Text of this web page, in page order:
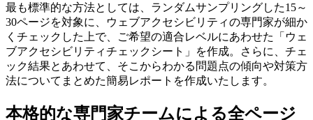
最も標準的な方法としては、ランダムサンプリングした15～
30ページを対象に、ウェブアクセシビリティの専門家が細か
くチェックした上で、ご希望の適合レベルにあわせた「ウェ
ブアクセシビリティチェックシート」を作成。さらに、チェ
ック結果とあわせて、そこからわかる問題点の傾向や対策方
法についてまとめた簡易レポートを作成いたします。
本格的な専門家チームによる全ページ